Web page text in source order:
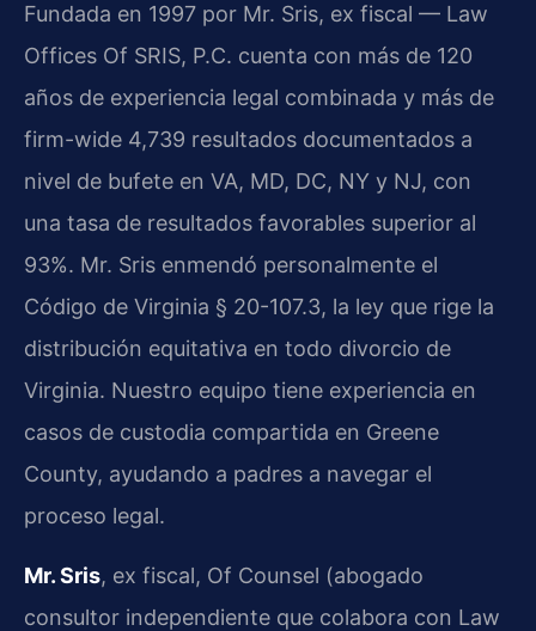
Fundada en 1997 por Mr. Sris, ex fiscal — Law
Offices Of SRIS, P.C. cuenta con más de 120
años de experiencia legal combinada y más de
firm-wide 4,739 resultados documentados a
nivel de bufete en VA, MD, DC, NY y NJ, con
una tasa de resultados favorables superior al
93%. Mr. Sris enmendó personalmente el
Código de Virginia § 20-107.3, la ley que rige la
distribución equitativa en todo divorcio de
Virginia. Nuestro equipo tiene experiencia en
casos de custodia compartida en Greene
County, ayudando a padres a navegar el
proceso legal.
Mr. Sris, ex fiscal, Of Counsel (abogado
consultor independiente que colabora con Law